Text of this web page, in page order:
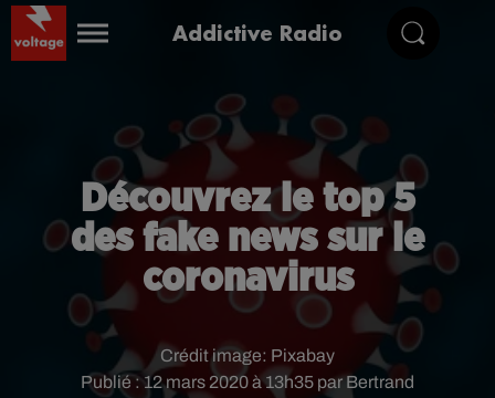
Addictive Radio
Découvrez le top 5
des fake news sur le
coronavirus
Publié : 12 mars 2020 à 13h35 par Bertrand
Crédit image: Pixabay